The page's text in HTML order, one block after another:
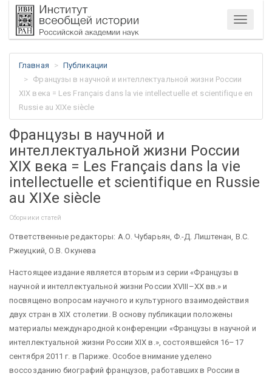
Меню
Главная
Публикации
Французы в научной и интеллектуальной жизни России
ХIХ века = Les Français dans la vie intellectuelle et scientifique en
Russie au XIXe siècle
Французы в научной и
интеллектуальной жизни России
ХIХ века = Les Français dans la vie
intellectuelle et scientifique en Russie
au XIXe siècle
Сборники статей
Ответственные редакторы: А.О. Чубарьян, Ф.-Д. Лиштенан, В.С.
Ржеуцкий, О.В. Окунева
Настоящее издание является вторым из серии «Французы в
научной и интеллектуальной жизни России XVIII–XX вв.» и
посвящено вопросам научного и культурного взаимодействия
двух стран в ХIХ столетии. В основу публикации положены
материалы международной конференции «Французы в научной и
интеллектуальной жизни России ХIХ в.», состоявшейся 16–17
сентября 2011 г. в Париже. Особое внимание уделено
воссозданию биографий французов, работавших в России в